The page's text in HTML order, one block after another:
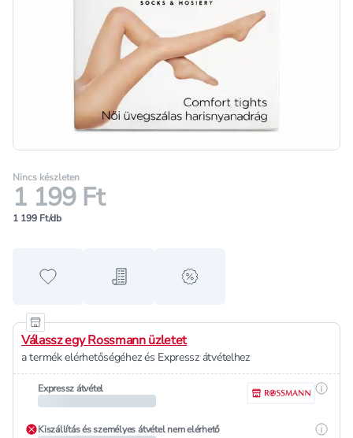
Nincs készleten
1 199 Ft
1 199 Ft/db
Hozzáadás a kedvencekhez
Hozzáadás a bevásárló listához
alert when on sale
Válassz egy Rossmann üzletet
a termék elérhetőségéhez és Expressz átvételhez
Expressz átvétel
Kiszállítás és személyes átvétel nem elérhető